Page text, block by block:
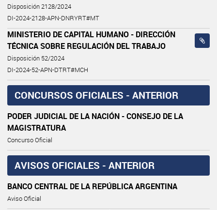
Disposición 2128/2024
DI-2024-2128-APN-DNRYRT#MT
MINISTERIO DE CAPITAL HUMANO - DIRECCIÓN
TÉCNICA SOBRE REGULACIÓN DEL TRABAJO
Disposición 52/2024
DI-2024-52-APN-DTRT#MCH
CONCURSOS OFICIALES - ANTERIOR
PODER JUDICIAL DE LA NACIÓN - CONSEJO DE LA
MAGISTRATURA
Concurso Oficial
AVISOS OFICIALES - ANTERIOR
BANCO CENTRAL DE LA REPÚBLICA ARGENTINA
Aviso Oficial